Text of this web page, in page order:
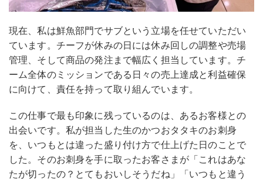
現在、私は鮮魚部門でサブという立場を任せていただい
ています。チーフが休みの日には休み回しの調整や売場
管理、そして商品の発注まで幅広く担当しています。チ
ーム全体のミッションである日々の売上達成と利益確保
に向けて、責任を持って取り組んでいます。
この仕事で最も印象に残っているのは、あるお客様との
出会いです。私が担当した生のかつおタタキのお刺身
を、いつもとは違った盛り付け方で仕上げた日のことで
した。そのお刺身を手に取ったお客さまが「これはあな
たが切ったの？とてもおいしそうだね」「いつもと違う